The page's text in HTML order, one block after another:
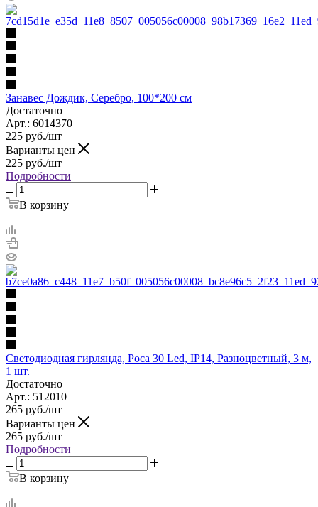
Занавес Дождик, Серебро, 100*200 см
Достаточно
Арт.: 6014370
225 руб./шт
Варианты цен
225 руб./шт
Подробности
В корзину
Светодиодная гирлянда, Роса 30 Led, IP14, Разноцветный, 3 м,
1 шт.
Достаточно
Арт.: 512010
265 руб./шт
Варианты цен
265 руб./шт
Подробности
В корзину